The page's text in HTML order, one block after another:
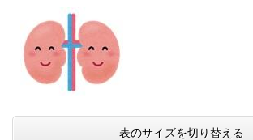
表のサイズを切り替える